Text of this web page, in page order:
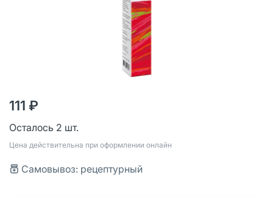
111 ₽
Осталось 2 шт.
Цена действительна при оформлении онлайн
Самовывоз: рецептурный